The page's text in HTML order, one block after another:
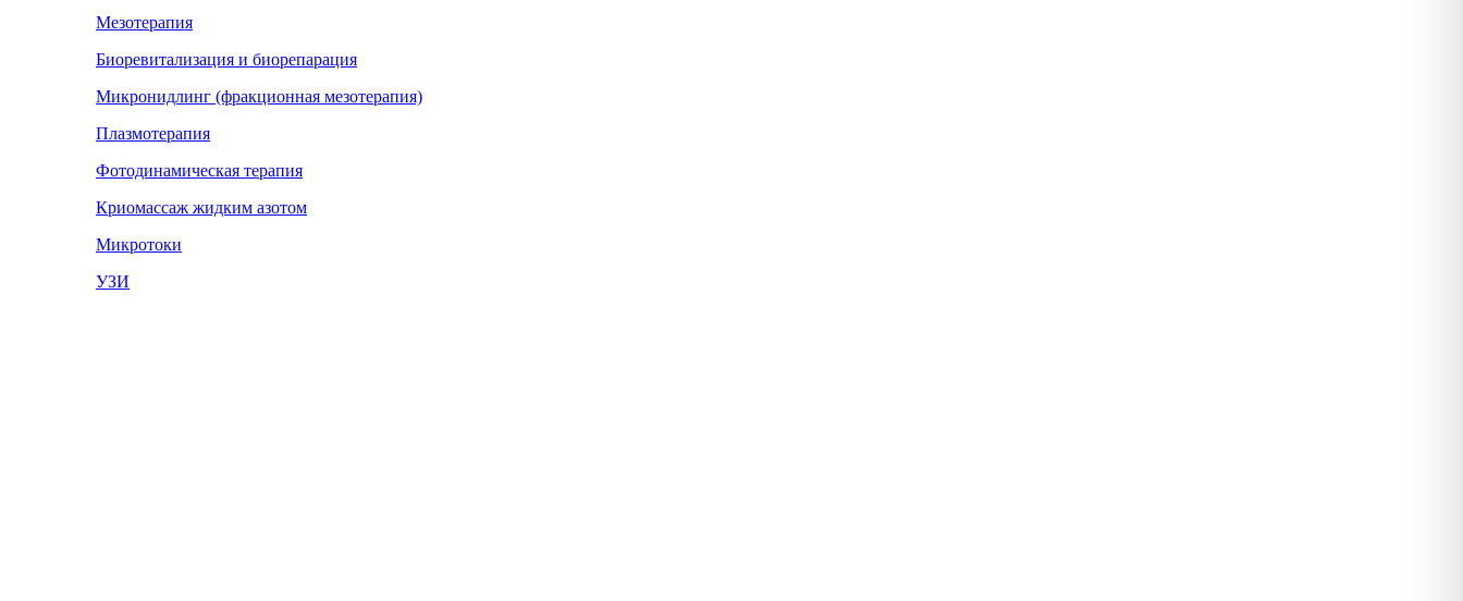
Мезотерапия
Биоревитализация и биорепарация
Микронидлинг (фракционная мезотерапия)
Плазмотерапия
Фотодинамическая терапия
Криомассаж жидким азотом
Микротоки
УЗИ